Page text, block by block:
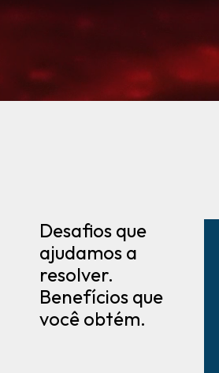
Desafios que
ajudamos a
resolver.
Benefícios que
você obtém.